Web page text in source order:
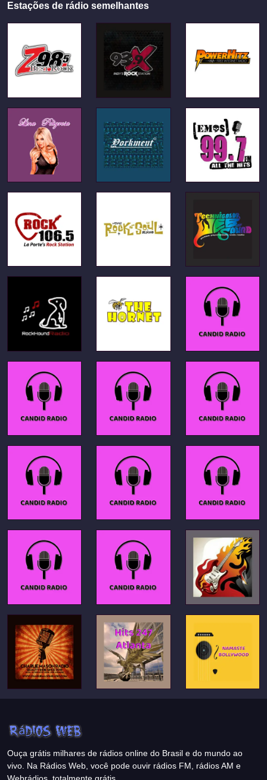
Estações de rádio semelhantes
Ouça grátis milhares de rádios online do Brasil e do mundo ao
vivo. Na Rádios Web, você pode ouvir rádios FM, rádios AM e